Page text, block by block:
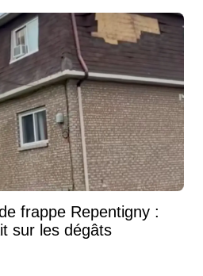
frappe Repentigny :
sur les dégâts